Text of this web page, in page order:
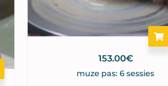
153.00€
muze pas: 6 sessies